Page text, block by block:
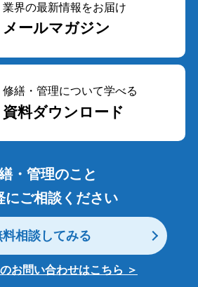
業界の最新情報をお届け
メールマガジン
修繕・管理について学べる
資料ダウンロード
・管理のこと
にご相談ください
料相談してみる
お問い合わせはこちら ＞